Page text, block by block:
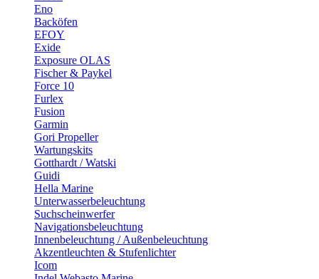
Eno
Backöfen
EFOY
Exide
Exposure OLAS
Fischer & Paykel
Force 10
Furlex
Fusion
Garmin
Gori Propeller
Wartungskits
Gotthardt / Watski
Guidi
Hella Marine
Unterwasserbeleuchtung
Suchscheinwerfer
Navigationsbeleuchtung
Innenbeleuchtung / Außenbeleuchtung
Akzentleuchten & Stufenlichter
Icom